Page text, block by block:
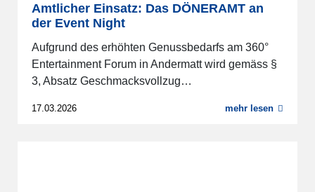
Amtlicher Einsatz: Das DÖNERAMT an
der Event Night
Aufgrund des erhöhten Genussbedarfs am 360°
Entertainment Forum in Andermatt wird gemäss §
3, Absatz Geschmacksvollzug…
17.03.2026 mehr lesen